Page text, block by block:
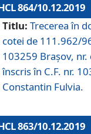
864/10.12.2019
Titlu: Trecerea în
cotei de 111.962/
103259 Brașov,
înscris în C.F. nr.
Constantin Fulvia.
863/10.12.2019